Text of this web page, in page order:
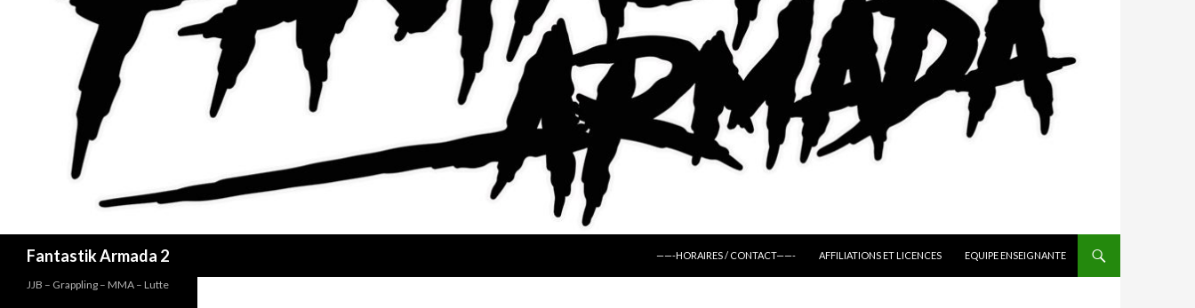
Fantastik Armada 2
——-HORAIRES / CONTACT——-
AFFILIATIONS ET LICENCES EQUIPE ENSEIGNANTE
JJB – Grappling – MMA – Lutte